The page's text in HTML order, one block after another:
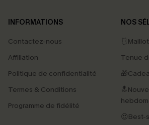
INFORMATIONS
Contactez-nous
Affiliation
Politique de confidentialité
Termes & Conditions
Programme de fidélité
NOS
Tenue
😍Best-
marketing (y compris du contenu généré par l'IA)
pouvons utiliser les données collectées sur notre
savoir si ceux-ci ont été ouverts, de mesurer
personnaliser nos contenus et nos offres, et de
produits susceptibles de vous intéresser,
. Vous pouvez vous désabonner à